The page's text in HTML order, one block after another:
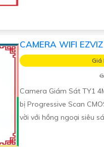
CAMERA WIFI
Giá
Camera Giám Sát TY1
bị Progressive Scan
vời với hồng ngoại siêu